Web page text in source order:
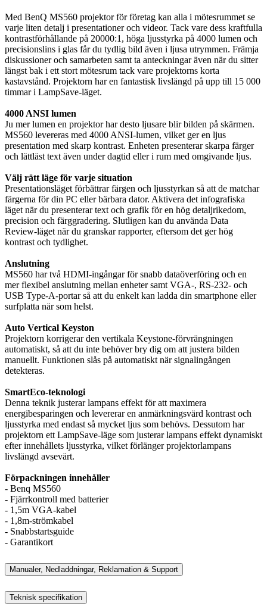
Med BenQ MS560 projektor för företag kan alla i mötesrummet se
varje liten detalj i presentationer och videor. Tack vare dess kraftfulla
kontrastförhållande på 20000:1, höga ljusstyrka på 4000 lumen och
precisionslins i glas får du tydlig bild även i ljusa utrymmen. Främja
diskussioner och samarbeten samt ta anteckningar även när du sitter
längst bak i ett stort mötesrum tack vare projektorns korta
kastavstånd. Projektorn har en fantastisk livslängd på upp till 15 000
timmar i LampSave-läget.
4000 ANSI lumen
Ju mer lumen en projektor har desto ljusare blir bilden på skärmen.
MS560 levereras med 4000 ANSI-lumen, vilket ger en ljus
presentation med skarp kontrast. Enheten presenterar skarpa färger
och lättläst text även under dagtid eller i rum med omgivande ljus.
Välj rätt läge för varje situation
Presentationsläget förbättrar färgen och ljusstyrkan så att de matchar
färgerna för din PC eller bärbara dator. Aktivera det infografiska
läget när du presenterar text och grafik för en hög detaljrikedom,
precision och färggradering. Slutligen kan du använda Data
Review-läget när du granskar rapporter, eftersom det ger hög
kontrast och tydlighet.
Anslutning
MS560 har två HDMI-ingångar för snabb dataöverföring och en
mer flexibel anslutning mellan enheter samt VGA-, RS-232- och
USB Type-A-portar så att du enkelt kan ladda din smartphone eller
surfplatta när som helst.
Auto Vertical Keyston
Projektorn korrigerar den vertikala Keystone-förvrängningen
automatiskt, så att du inte behöver bry dig om att justera bilden
manuellt. Funktionen slås på automatiskt när signalingången
detekteras.
SmartEco-teknologi
Denna teknik justerar lampans effekt för att maximera
energibesparingen och levererar en anmärkningsvärd kontrast och
ljusstyrka med endast så mycket ljus som behövs. Dessutom har
projektorn ett LampSave-läge som justerar lampans effekt dynamiskt
efter innehållets ljusstyrka, vilket förlänger projektorlampans
livslängd avsevärt.
Förpackningen innehåller
- Benq MS560
- Fjärrkontroll med batterier
- 1,5m VGA-kabel
- 1,8m-strömkabel
- Snabbstartsguide
- Garantikort
Manualer, Nedladdningar, Reklamation & Support
Teknisk specifikation